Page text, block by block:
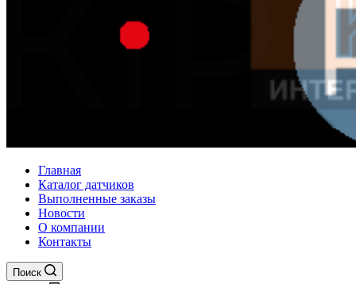
Главная
Каталог датчиков
Выполненные заказы
Новости
О компании
Контакты
Поиск